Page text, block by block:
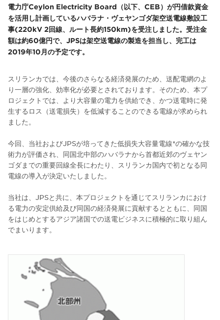
電力庁Ceylon Electricity Board（以下、CEB）が円借款資金
を活用し計画しているハバラナ・ヴェヤンゴダ架空送電線敷設工
事(220kV 2回線、ルート長約150km)を受注しました。受注金
額は約60億円で、JPSは架空送電線の製造を担当し、完工は
2019年10月の予定です。
スリランカでは、今後のさらなる経済発展のため、送配電網のよ
り一層の強化、効率化が必要とされております。そのため、本プ
ロジェクトでは、より大容量の電力を供給でき、かつ送電時に発
生するロス（送電損失）を低減することのできる電線が求められ
ました。
今回、当社およびJPSが培ってきた低損失大容量電線*の確かな技
術力が評価され、同国北中部のハバラナから首都近郊のヴェヤン
ゴダまでの重要回線全長にわたり、スリランカ国内で初となる同
電線の導入が決定いたしました。
当社は、JPSと共に、本プロジェクトを通じてスリランカにおけ
る電力の安定供給及び同国の経済発展に貢献するとともに、同国
をはじめとするアジア諸国での送電ビジネスに積極的に取り組ん
でまいります。